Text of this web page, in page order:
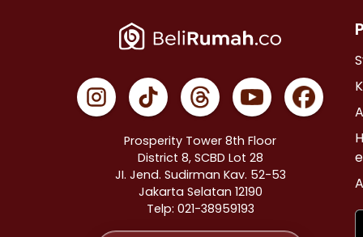
Properti Dijual di Johar Baru >
Properti Dijual di Menteng >
Properti Dijual di Tanah Abang >
Properti Dijual di Kramat >
Properti Dijual di Bendungan Hilir >
Properti Dijual di Jakarta Selatan >
Properti Dijual di Cilandak >
Properti Dijual di Gandaria Selatan >
Properti Dijual di Cipete Selatan >
Prosperity Tower 8th Floor
District 8, SCBD Lot 28
JI. Jend. Sudirman Kav. 52-53
Jakarta Selatan 12190
Telp: 021-38959193